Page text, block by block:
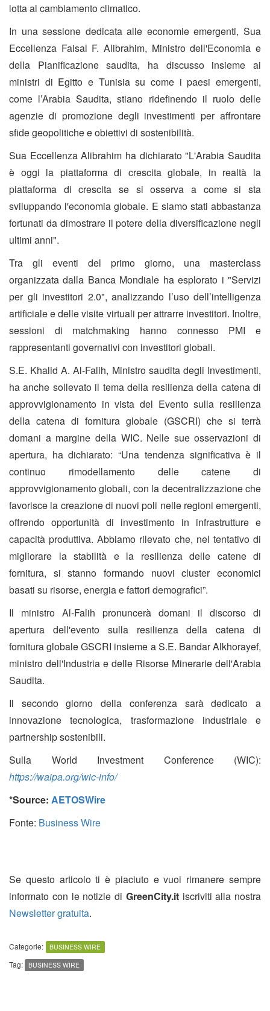
lotta al cambiamento climatico.
In una sessione dedicata alle economie emergenti, Sua
Eccellenza Faisal F. Alibrahim, Ministro dell'Economia e
della Pianificazione saudita, ha discusso insieme ai
ministri di Egitto e Tunisia su come i paesi emergenti,
come l’Arabia Saudita, stiano ridefinendo il ruolo delle
agenzie di promozione degli investimenti per affrontare
sfide geopolitiche e obiettivi di sostenibilità.
Sua Eccellenza Alibrahim ha dichiarato "L'Arabia Saudita
è oggi la piattaforma di crescita globale, in realtà la
piattaforma di crescita se si osserva a come si sta
sviluppando l'economia globale. E siamo stati abbastanza
fortunati da dimostrare il potere della diversificazione negli
ultimi anni".
Tra gli eventi del primo giorno, una masterclass
organizzata dalla Banca Mondiale ha esplorato i "Servizi
per gli investitori 2.0", analizzando l’uso dell’intelligenza
artificiale e delle visite virtuali per attrarre investitori. Inoltre,
sessioni di matchmaking hanno connesso PMI e
rappresentanti governativi con investitori globali.
S.E. Khalid A. Al-Falih, Ministro saudita degli Investimenti,
ha anche sollevato il tema della resilienza della catena di
approvvigionamento in vista del Evento sulla resilienza
della catena di fornitura globale (GSCRI) che si terrà
domani a margine della WIC. Nelle sue osservazioni di
apertura, ha dichiarato: “Una tendenza significativa è il
continuo rimodellamento delle catene di
approvvigionamento globali, con la decentralizzazione che
favorisce la creazione di nuovi poli nelle regioni emergenti,
offrendo opportunità di investimento in infrastrutture e
capacità produttiva. Abbiamo rilevato che, nel tentativo di
migliorare la stabilità e la resilienza delle catene di
fornitura, si stanno formando nuovi cluster economici
basati su risorse, energia e fattori demografici”.
Il ministro Al-Falih pronuncerà domani il discorso di
apertura dell'evento sulla resilienza della catena di
fornitura globale GSCRI insieme a S.E. Bandar Alkhorayef,
ministro dell'Industria e delle Risorse Minerarie dell'Arabia
Saudita.
Il secondo giorno della conferenza sarà dedicato a
innovazione tecnologica, trasformazione industriale e
partnership sostenibili.
Sulla World Investment Conference (WIC):
https://waipa.org/wic-info/
*Source: AETOSWire
Fonte: Business Wire
Se questo articolo ti è piaciuto e vuoi rimanere sempre
informato con le notizie di GreenCity.itiscriviti alla nostra
Newsletter gratuita.
Categorie: BUSINESS WIRE
Tag: BUSINESS WIRE